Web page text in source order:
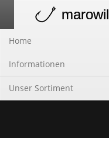
navigation
marowil
Home
Informationen
Unser Sortiment